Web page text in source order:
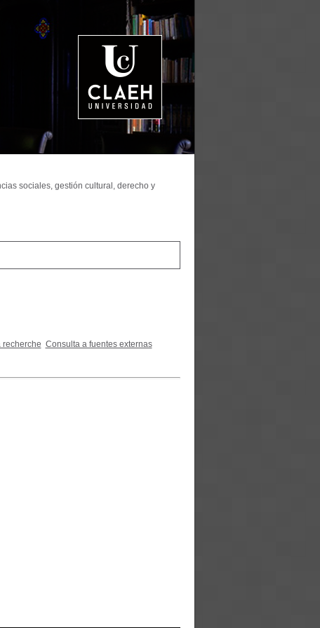
recherche Consulta a fuentes externas
sociales, gestión cultural, derecho y